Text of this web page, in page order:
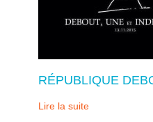
RÉPUBLIQUE
Lire la suite